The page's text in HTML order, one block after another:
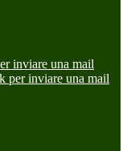
inviare una mail
per inviare una mail